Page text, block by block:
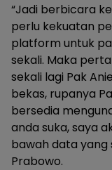
“Jadi berbicara
perlu kekuatan
platform untuk
sekali. Maka
sekali lagi Pak
bekas, rupanya
bersedia
anda suka, saya
bawah data yang
Prabowo.